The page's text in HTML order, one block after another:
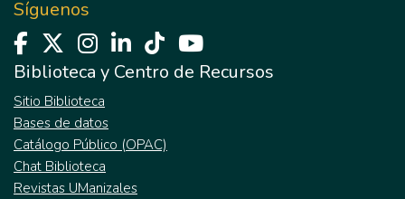
Síguenos
Biblioteca y Centro de Recursos
Sitio Biblioteca
Bases de datos
Catálogo Público (OPAC)
Chat Biblioteca
Revistas UManizales